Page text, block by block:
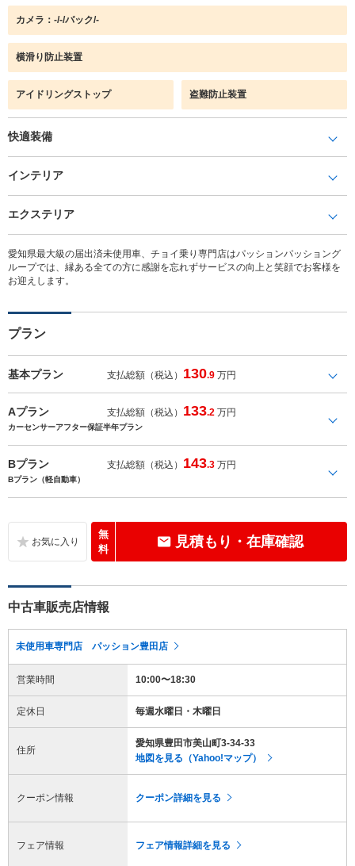
カメラ：-/-/バック/-
横滑り防止装置
アイドリングストップ 盗難防止装置
快適装備
インテリア
エクステリア
愛知県最大級の届出済未使用車、チョイ乗り専門店はパッションパッショング
ループでは、縁ある全ての方に感謝を忘れずサービスの向上と笑顔でお客様を
お迎えします。
プラン
基本プラン 支払総額（税込） 130.9 万円
Aプラン 支払総額（税込） 133.2 万円
カーセンサーアフター保証半年プラン
Bプラン 支払総額（税込） 143.3 万円
Bプラン（軽自動車）
無
料
見積もり・在庫確認
中古車販売店情報
未使用車専門店 パッション豊田店
営業時間 10:00〜18:30
定休日 毎週水曜日・木曜日
住所
愛知県豊田市美山町3-34-33
地図を見る（Yahoo!マップ）
クーポン情報 クーポン詳細を見る
フェア情報 フェア情報詳細を見る